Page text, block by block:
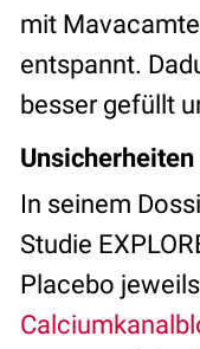
mit
entspannt.
besser gefüllt
In seinem
Studie
Placebo